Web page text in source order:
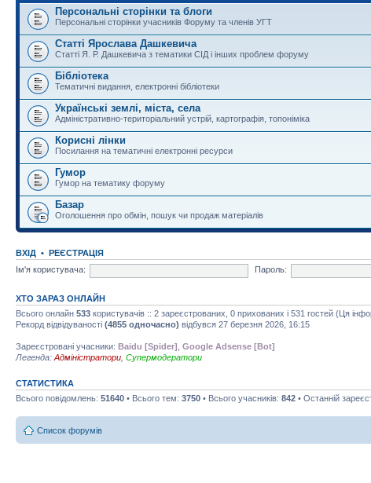
Персональні сторінки та блоги
Персональні сторінки учасників Форуму та членів УГТ
Статті Ярослава Дашкевича
Статті Я. Р. Дашкевича з тематики СІД і інших проблем форуму
Бібліотека
Тематичні видання, електронні бібліотеки
Українські землі, міста, села
Адміністративно-територіальний устрій, картографія, топоніміка
Корисні лінки
Посилання на тематичні електронні ресурси
Гумор
Гумор на тематику форуму
Базар
Оголошення про обмін, пошук чи продаж матеріалів
ВХІД • РЕЄСТРАЦІЯ
Ім'я користувача:
Пароль:
ХТО ЗАРАЗ ОНЛАЙН
Всього онлайн 533 користувачів :: 2 зареєстрованих, 0 прихованих і 531 гостей (Ця
Рекорд відвідуваності (4855 одночасно) відбувся 27 березня 2026, 16:15
Зареєстровані учасники: Baidu [Spider] Google Adsense [Bot]
Легенда: Адміністратори Супермодератори
СТАТИСТИКА
Всього повідомлень: 51640 • Всього тем: 3750 • Всього учасників: 842 • Останній
Список форумів